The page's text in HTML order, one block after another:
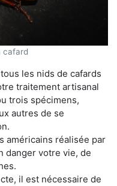
cafard
les nids de cafards
traitement artisanal
trois spécimens,
autres de se
américains réalisée par
danger votre vie, de
il est nécessaire de